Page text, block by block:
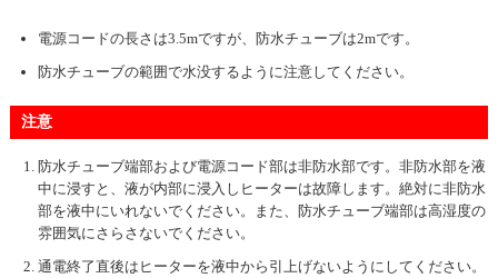
電源コードの長さは3.5mですが、防水チューブは2mです。
防水チューブの範囲で水没するように注意してください。
注意
防水チューブ端部および電源コード部は非防水部です。非防水部を液
中に浸すと、液が内部に浸入しヒーターは故障します。絶対に非防水
部を液中にいれないでください。また、防水チューブ端部は高湿度の
雰囲気にさらさないでください。
通電終了直後はヒーターを液中から引上げないようにしてください。